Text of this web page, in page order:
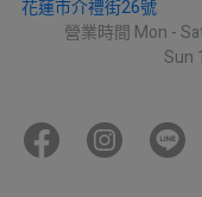
花蓮市介禮街26號
營業時間 Mon - Sat
Sun 12:00